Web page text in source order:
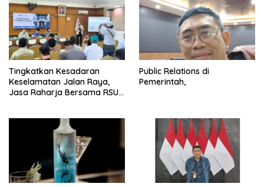
Tingkatkan Kesadaran
Keselamatan Jalan Raya,
Jasa Raharja Bersama RSU
Komprehensif di Jagakarsa
Public Relations di
Pemerintah,